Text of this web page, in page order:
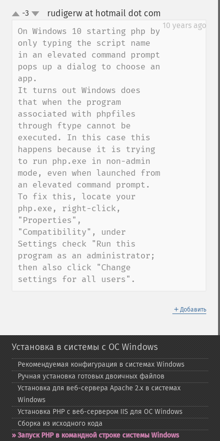
up-3 rudigerw at hotmail dot com
10 years ago
On Windows 10 starting php by
only typing the script name
in an elevated command prompt
pops up a dialog to choose an
app.
It turns out Windows does
that when the program
associated with phpfiles
through ftype cannot be
executed. In this case this
happens because it is trying
to run php.exe in non-admin
mode, even when launched from
an elevated command prompt.
To fix this, locate your
php.exe, right-click,
"Properties",
"Compatibility", under
Settings check "Run this
program as an administrator;
then also click "Change
settings for all users".
＋ Добавить
Установка в системы с ОС Windows
Рекомендуемая конфигурация в системах Windows
Ручная установка готовых двоичных файлов
Установка для веб-​сервера Apache 2.x в системах
Windows
Установка PHP с веб-​сервером IIS для ОС Windows
Сборка из исходного кода
Запуск PHP в командной строке системы Windows